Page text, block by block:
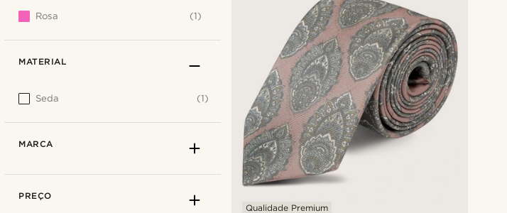
Qualidade Premium
Rosa (1)
MATERIAL
Seda (1)
MARCA
PREÇO